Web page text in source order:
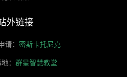
外链接
请： 密斯卡托尼克
： 群星智慧教堂